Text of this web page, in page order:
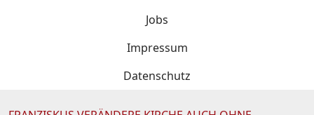
Jobs
Impressum
Datenschutz